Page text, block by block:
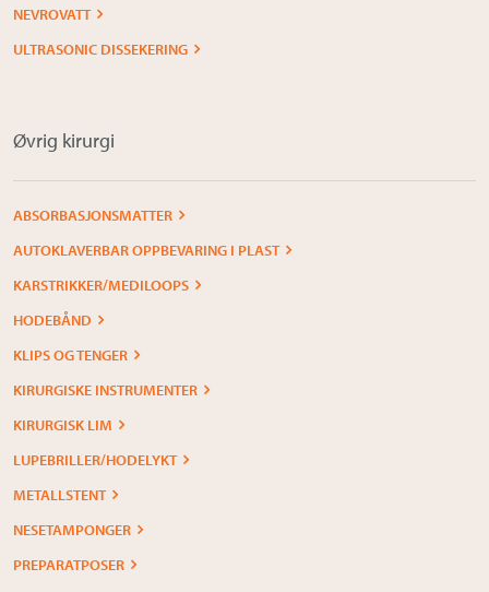
NEVROVATT
ULTRASONIC DISSEKERING
Øvrig kirurgi
ABSORBASJONSMATTER
AUTOKLAVERBAR OPPBEVARING I PLAST
KARSTRIKKER/MEDILOOPS
HODEBÅND
KLIPS OG TENGER
KIRURGISKE INSTRUMENTER
KIRURGISK LIM
LUPEBRILLER/HODELYKT
METALLSTENT
NESETAMPONGER
PREPARATPOSER